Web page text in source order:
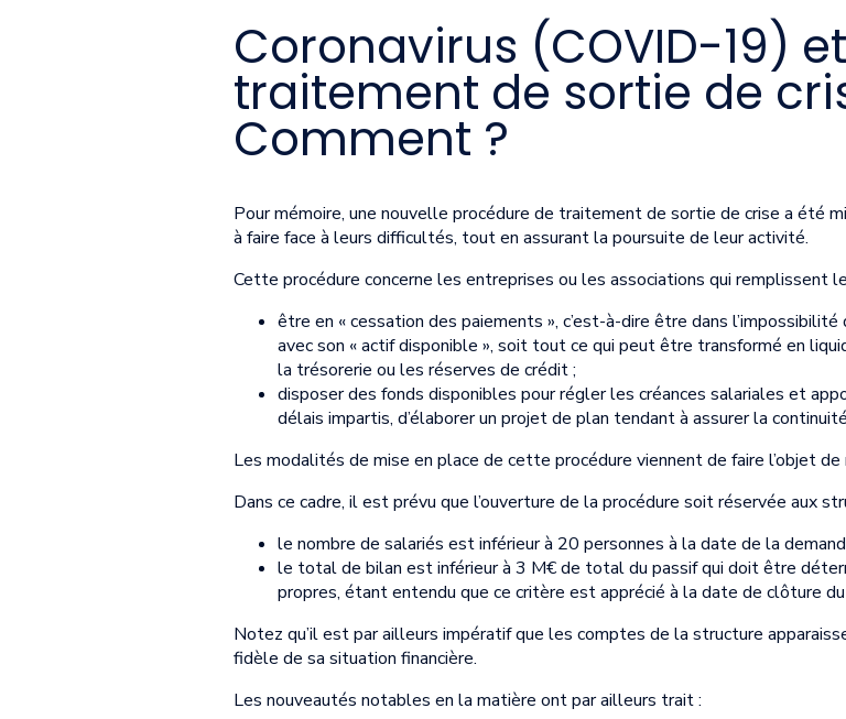
Coronavirus (COVID-19)
traitement de sortie de
Comment ?
Pour mémoire, une nouvelle procédure de traitement de sortie de crise a été
à faire face à leurs difficultés, tout en assurant la poursuite de leur activité.
Cette procédure concerne les entreprises ou les associations qui remplissent
être en « cessation des paiements », c’est-à-dire être dans
avec son « actif disponible », soit tout ce qui peut être transformé en
la trésorerie ou les réserves de crédit ;
disposer des fonds disponibles pour régler les créances salariales et
délais impartis, d’élaborer un projet de plan tendant à assurer la
Les modalités de mise en place de cette procédure viennent de faire l’objet
Dans ce cadre, il est prévu que l’ouverture de la procédure soit réservée aux
le nombre de salariés est inférieur à 20 personnes à la date de la
le total de bilan est inférieur à 3 M€ de total du passif qui doit être
propres, étant entendu que ce critère est apprécié à la date de clôture
Notez qu’il est par ailleurs impératif que les comptes de la structure
fidèle de sa situation financière.
Les nouveautés notables en la matière ont par ailleurs trait :